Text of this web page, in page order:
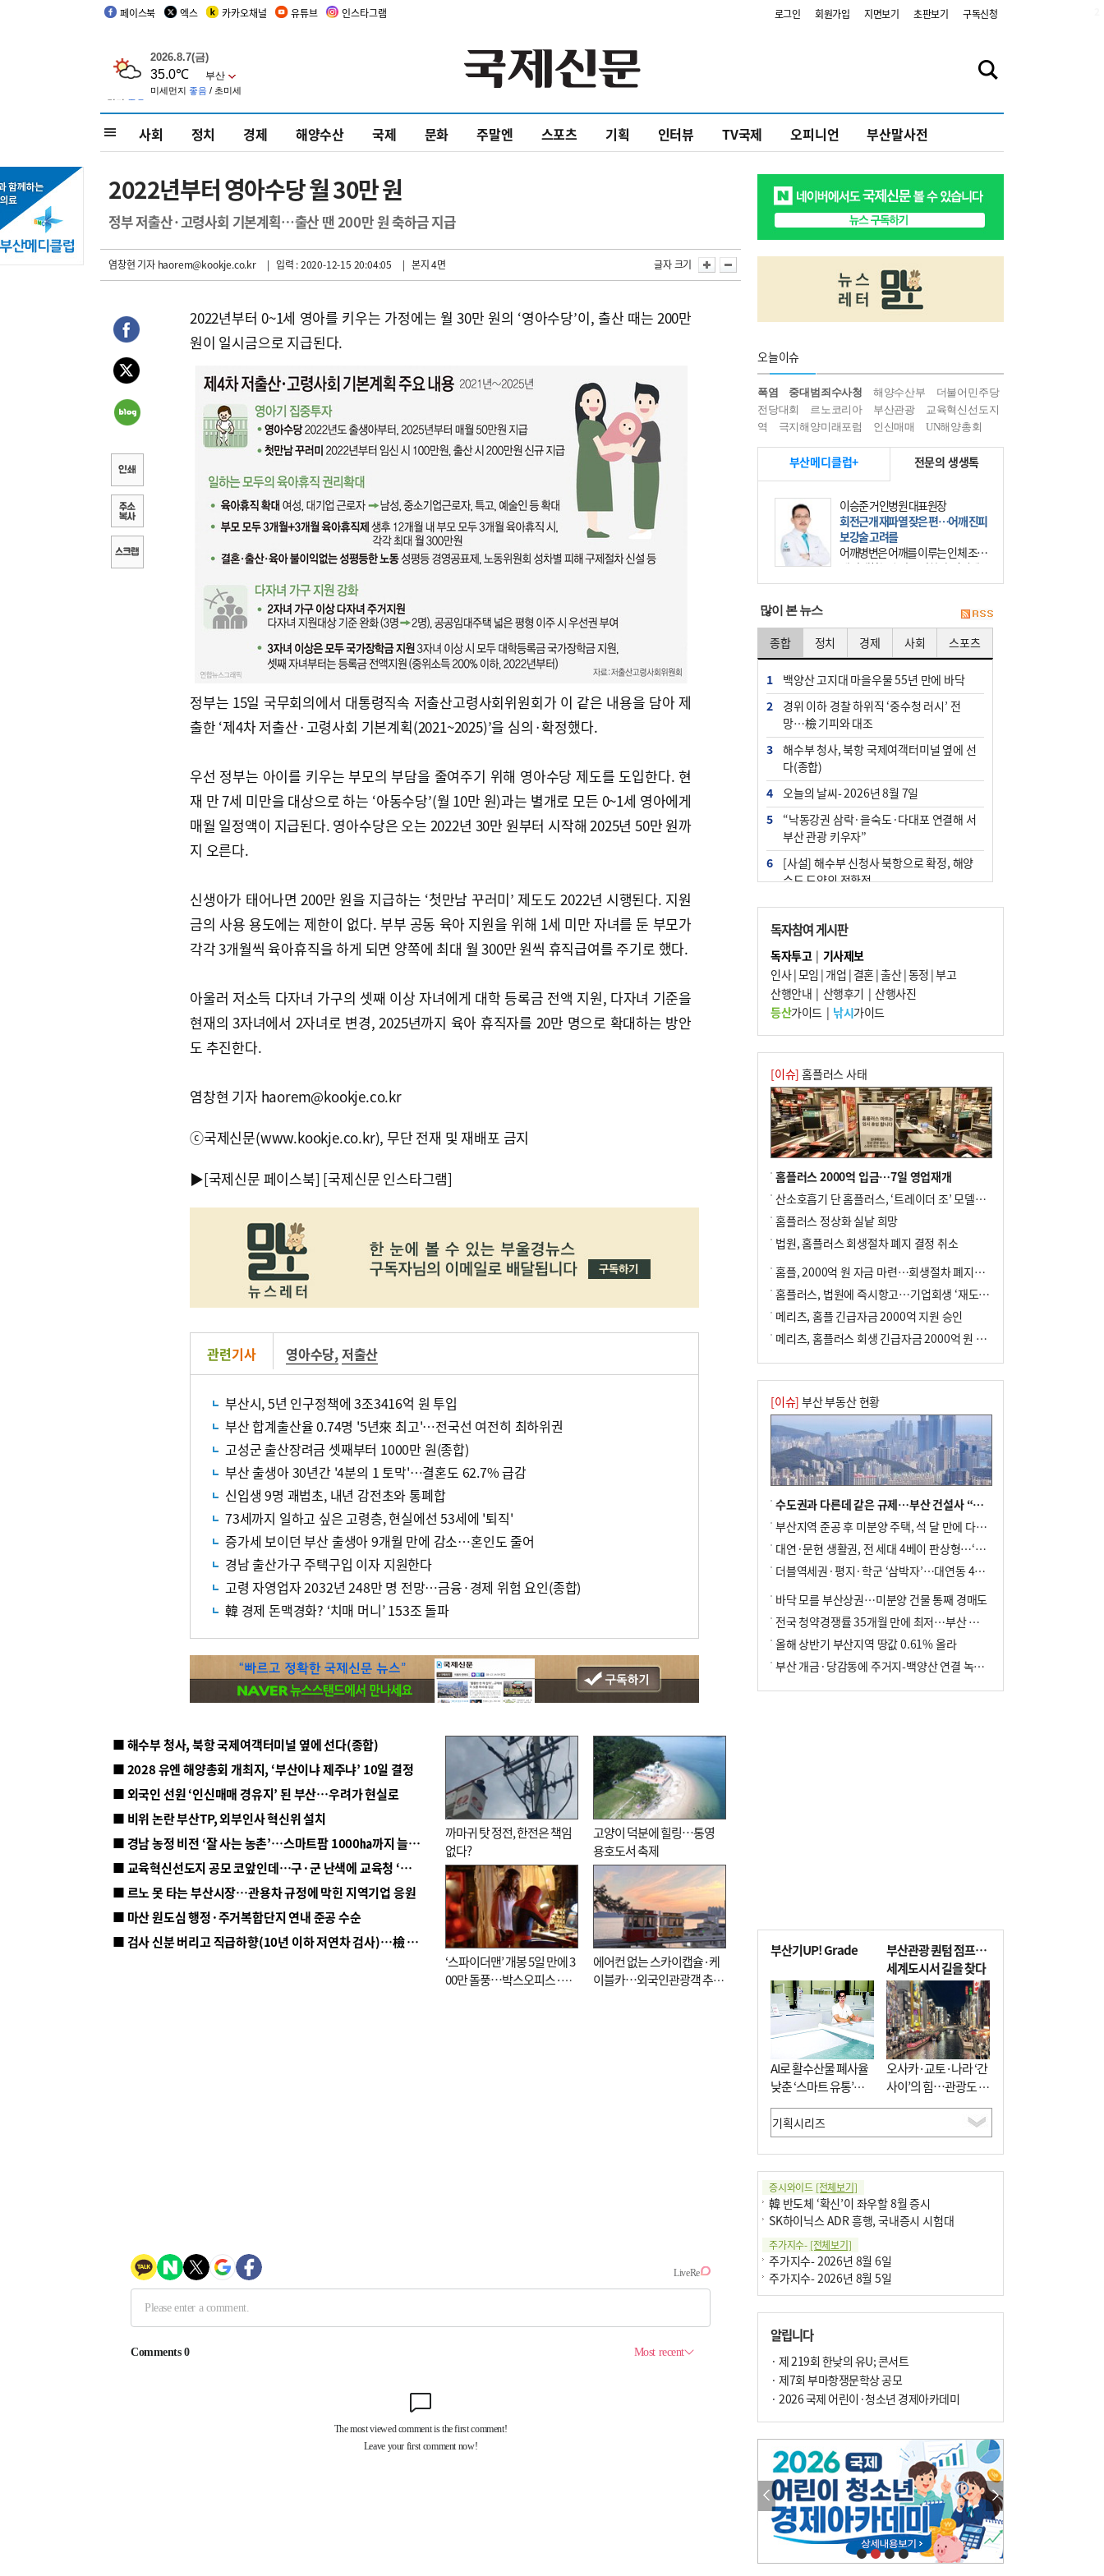
페이스북 엑스 카카오채널 유튜브 인스타그램 로그인 회원가입 지면보기 초판보기 구독신청
사회 정치 경제 해양수산 국제 문화 주말엔 스포츠 기획 인터뷰 TV국제 오피니언 부산말사전
2022년부터 영아수당 월 30만 원
정부 저출산·고령사회 기본계획…출산 땐 200만 원 축하금 지급
염창현 기자haorem@kookje.co.kr | 입력 : 2020-12-15 20:04:05 | 본지 4면 글자 크기
2022년부터 0~1세 영아를 키우는 가정에는 월 30만 원의 ‘영아수당’이, 출산 때는 200만
원이 일시금으로 지급된다.
정부는 15일 국무회의에서 대통령직속 저출산고령사회위원회가 이 같은 내용을 담아 제
출한 ‘제4차 저출산·고령사회 기본계획(2021~2025)’을 심의·확정했다.
우선 정부는 아이를 키우는 부모의 부담을 줄여주기 위해 영아수당 제도를 도입한다. 현
재 만 7세 미만을 대상으로 하는 ‘아동수당’(월 10만 원)과는 별개로 모든 0~1세 영아에게
매월 일정액이 지급된다. 영아수당은 오는 2022년 30만 원부터 시작해 2025년 50만 원까
지 오른다.
신생아가 태어나면 200만 원을 지급하는 ‘첫만남 꾸러미’ 제도도 2022년 시행된다. 지원
금의 사용 용도에는 제한이 없다. 부부 공동 육아 지원을 위해 1세 미만 자녀를 둔 부모가
각각 3개월씩 육아휴직을 하게 되면 양쪽에 최대 월 300만 원씩 휴직급여를 주기로 했다.
아울러 저소득 다자녀 가구의 셋째 이상 자녀에게 대학 등록금 전액 지원, 다자녀 기준을
현재의 3자녀에서 2자녀로 변경, 2025년까지 육아 휴직자를 20만 명으로 확대하는 방안
도 추진한다.
염창현 기자 haorem@kookje.co.kr
ⓒ국제신문(www.kookje.co.kr), 무단 전재 및 재배포 금지
▶[국제신문 페이스북] [국제신문 인스타그램]
관련기사 영아수당,저출산
부산시, 5년 인구정책에 3조3416억 원 투입
부산 합계출산율 0.74명 '5년來 최고'…전국선 여전히 최하위권
고성군 출산장려금 셋째부터 1000만 원(종합)
부산 출생아 30년간 '4분의 1 토막'…결혼도 62.7% 급감
신입생 9명 괘법초, 내년 감전초와 통폐합
73세까지 일하고 싶은 고령층, 현실에선 53세에 '퇴직'
증가세 보이던 부산 출생아 9개월 만에 감소…혼인도 줄어
경남 출산가구 주택구입 이자 지원한다
고령 자영업자 2032년 248만 명 전망…금융·경제 위험 요인(종합)
韓 경제 돈맥경화? ‘치매 머니’ 153조 돌파
■ 해수부 청사, 북항 국제여객터미널 옆에 선다(종합)
■ 2028 유엔 해양총회 개최지, ‘부산이냐 제주냐’ 10일 결정
■ 외국인 선원 ‘인신매매 경유지’ 된 부산…우려가 현실로
■ 비위 논란 부산TP, 외부인사 혁신위 설치
■ 경남 농정 비전 ‘잘 사는 농촌’…스마트팜 1000㏊까지 늘린다
■ 교육혁신선도지 공모 코앞인데…구·군 난색에 교육청 ‘쩔쩔’
■ 르노 못 타는 부산시장…관용차 규정에 막힌 지역기업 응원
■ 마산 원도심 행정·주거복합단지 연내 준공 수순
■ 검사 신분 버리고 직급하향(10년 이하 저연차 검사)…檢 중수청행 기피
까마귀 탓 정전, 한전은 책임
없다?
고양이 덕분에 힐링…통영
용호도서 축제
‘스파이더맨’ 개봉 5일 만에 3
00만 돌풍…박스오피스·예
에어컨 없는 스카이캡슐·케
이블카…외국인관광객 추억
오늘이슈
폭염 중대범죄수사청 해양수산부
더불어민주당
전당대회
르노코리아 부산관광
교육혁신선도지
역
극지해양미래포럼 인신매매 UN해양총회
부산메디클럽+ 전문의 생생톡
이승준 거인병원 대표원장
회전근개 재파열 잦은 편…어깨 진피
보강술 고려를
어깨병변은 어깨를 이루는 인체 조직
에 발생하는 손상을 말한다. 여기에
는 오십견과 회전근개 증후군, 어깨
많이 본 뉴스
종합 정치 경제 사회 스포츠
1
백양산 고지대 마을우물 55년 만에 바닥
2
경위 이하 경찰 하위직 ‘중수청 러시’ 전
망…檢 기피와 대조
3
해수부 청사, 북항 국제여객터미널 옆에 선
다(종합)
4
오늘의 날씨- 2026년 8월 7일
5
“낙동강권 삼락·을숙도·다대포 연결해 서
부산 관광 키우자”
6
[사설] 해수부 신청사 북항으로 확정, 해양
수도 도약의 전환점
7
피란마을 67년 역사인데…전교생 24명 아
미초 통폐합 기로
8
부울경 주말부터 비소식…‘극한 폭염’ 한풀
꺾일 듯
9
외국인 선원 ‘인신매매 경유지’ 된 부산…
우려가 현실로
10 부산 청소년 극지탐험대 8인, 열흘간 북극
구석구석 누빈다
독자참여 게시판
독자투고| 기사제보
인사|모임 | 개업 | 결혼|출산|동정 |부고
산행안내 | 산행후기 | 산행사진
등산가이드| 낚시가이드
[이슈] 홈플러스 사태
홈플러스 2000억 입금…7일 영업재개
산소호흡기 단 홈플러스, ‘트레이더 조’ 모델로 살아날까
홈플러스 정상화 실낱 희망
법원, 홈플러스 회생절차 폐지 결정 취소
홈플, 2000억 원 자금 마련…회생절차 폐지에 즉시항고(종합)
홈플러스, 법원에 즉시항고…기업회생 ‘재도전’
메리츠, 홈플 긴급자금 2000억 지원 승인
메리츠, 홈플러스 회생 긴급자금 2000억 원 지원 승인
[이슈] 부산 부동산 현황
수도권과 다른데 같은 규제…부산 건설사 “쓰러지기 직전”
부산지역 준공 후 미분양 주택, 석 달 만에 다시 3000가구 넘어서
대연·문현 생활권, 전 세대 4베이 판상형…‘더샵 트리센트’ 내달 분양
더블역세권·평지·학군 ‘삼박자’…대연동 42층 브랜드 단지
바닥 모를 부산상권…미분양 건물 통째 경매도
전국 청약경쟁률 35개월 만에 최저…부산 미분양 ‘적체’ 심화
올해 상반기 부산지역 땅값 0.61% 올라
부산 개금·당감동에 주거지-백양산 연결 녹지 조성
부산기UP! Grade
AI로 활수산물 폐사율
낮춘 ‘스마트 유통’…
사막·산악지대 수출
도전
부산관광 퀀텀 점프…
세계도시서 길을 찾다
오사카·교토·나라 ‘간
사이’의 힘…관광도 뭉
쳐야 흥한다
증시와이드 [전체보기]
韓 반도체 ‘확신’이 좌우할 8월 증시
SK하이닉스 ADR 흥행, 국내증시 시험대
주가지수- [전체보기]
주가지수- 2026년 8월 6일
주가지수- 2026년 8월 5일
알립니다
· 제 219회 한낮의 유U; 콘서트
· 제7회 부마항쟁문학상 공모
· 2026 국제 어린이·청소년 경제아카데미